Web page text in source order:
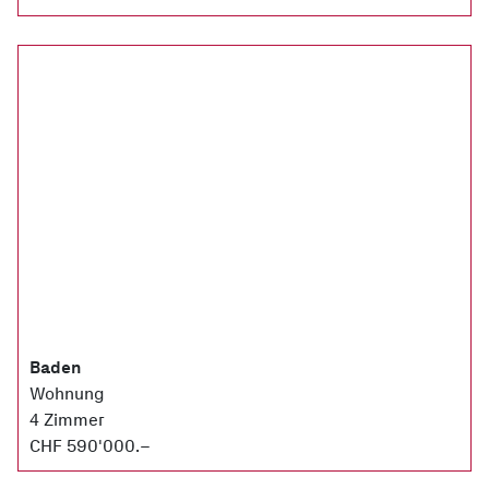
Baden
Wohnung
4 Zimmer
CHF 590'000.–